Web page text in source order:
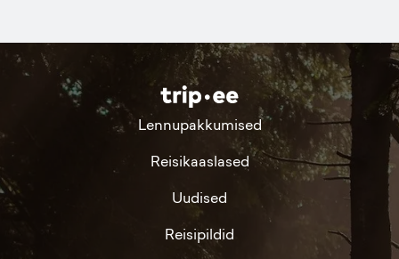
Lennupakkumised
Reisikaaslased
Uudised
Reisipildid